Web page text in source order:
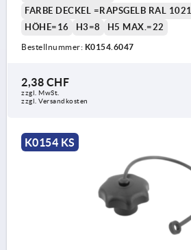
FARBE DECKEL =RAPSGELB RAL 1021
HÖHE=16
H3=8 H5 MAX.=22
Bestellnummer: K0154.6047
2,38 CHF
zzgl. MwSt.
zzgl. Versandkosten
K0154 KS